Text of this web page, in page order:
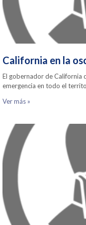
California en la
El gobernador de California
emergencia en todo el
Ver más »